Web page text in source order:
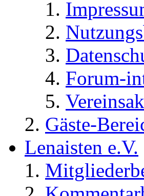
Forum-
Gäste-
Lenaisten e.V.